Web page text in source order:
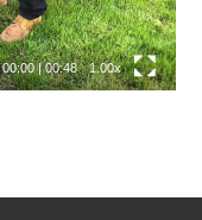
00:00|00:48 1.00x